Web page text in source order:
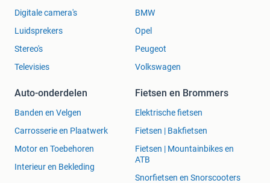
Digitale camera's
Luidsprekers
Stereo's
Televisies
BMW
Opel
Peugeot
Volkswagen
Auto-onderdelen
Banden en Velgen
Carrosserie en Plaatwerk
Motor en Toebehoren
Interieur en Bekleding
Fietsen en Brommers
Elektrische fietsen
Fietsen | Bakfietsen
Fietsen | Mountainbikes en
ATB
Snorfietsen en Snorscooters